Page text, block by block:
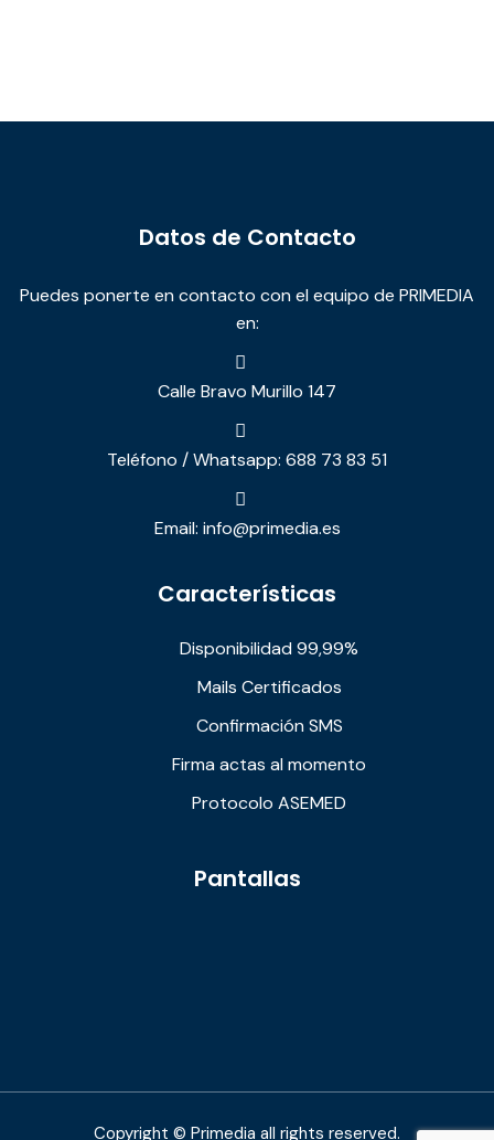
Datos de Contacto
Puedes ponerte en contacto con el equipo de PRIMEDIA
en:
Calle Bravo Murillo 147
Teléfono / Whatsapp: 688 73 83 51
Email: info@primedia.es
Características
Disponibilidad 99,99%
Mails Certificados
Confirmación SMS
Firma actas al momento
Protocolo ASEMED
Pantallas
Copyright © Primedia all rights reserved.